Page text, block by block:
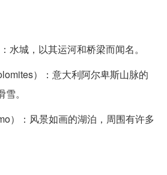
水城，以其运河和桥梁而闻名。
）：意大利阿尔卑斯山脉的
。
）：风景如画的湖泊，周围有许多